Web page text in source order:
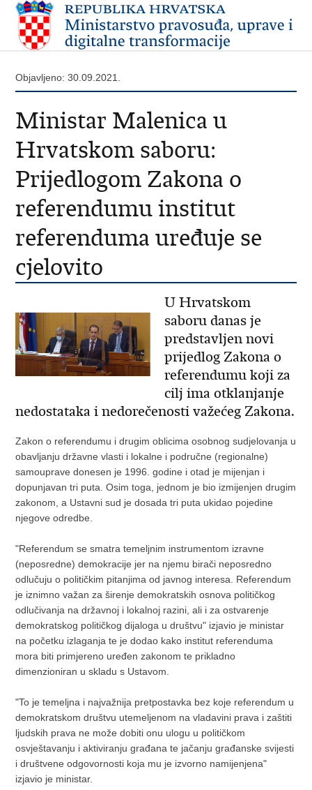
Objavljeno: 30.09.2021.
Ministar Malenica u
Hrvatskom saboru:
Prijedlogom Zakona o
referendumu institut
referenduma uređuje se
cjelovito
U Hrvatskom
saboru danas je
predstavljen novi
prijedlog Zakona o
referendumu koji za
cilj ima otklanjanje
nedostataka i nedorečenosti važećeg Zakona.
Zakon o referendumu i drugim oblicima osobnog sudjelovanja u
obavljanju državne vlasti i lokalne i područne (regionalne)
samouprave donesen je 1996. godine i otad je mijenjan i
dopunjavan tri puta. Osim toga, jednom je bio izmijenjen drugim
zakonom, a Ustavni sud je dosada tri puta ukidao pojedine
njegove odredbe.
"Referendum se smatra temeljnim instrumentom izravne
(neposredne) demokracije jer na njemu birači neposredno
odlučuju o političkim pitanjima od javnog interesa. Referendum
je iznimno važan za širenje demokratskih osnova političkog
odlučivanja na državnoj i lokalnoj razini, ali i za ostvarenje
demokratskog političkog dijaloga u društvu" izjavio je ministar
na početku izlaganja te je dodao kako institut referenduma
mora biti primjereno uređen zakonom te prikladno
dimenzioniran u skladu s Ustavom.
"To je temeljna i najvažnija pretpostavka bez koje referendum u
demokratskom društvu utemeljenom na vladavini prava i zaštiti
ljudskih prava ne može dobiti onu ulogu u političkom
osvještavanju i aktiviranju građana te jačanju građanske svijesti
i društvene odgovornosti koja mu je izvorno namijenjena"
izjavio je ministar.